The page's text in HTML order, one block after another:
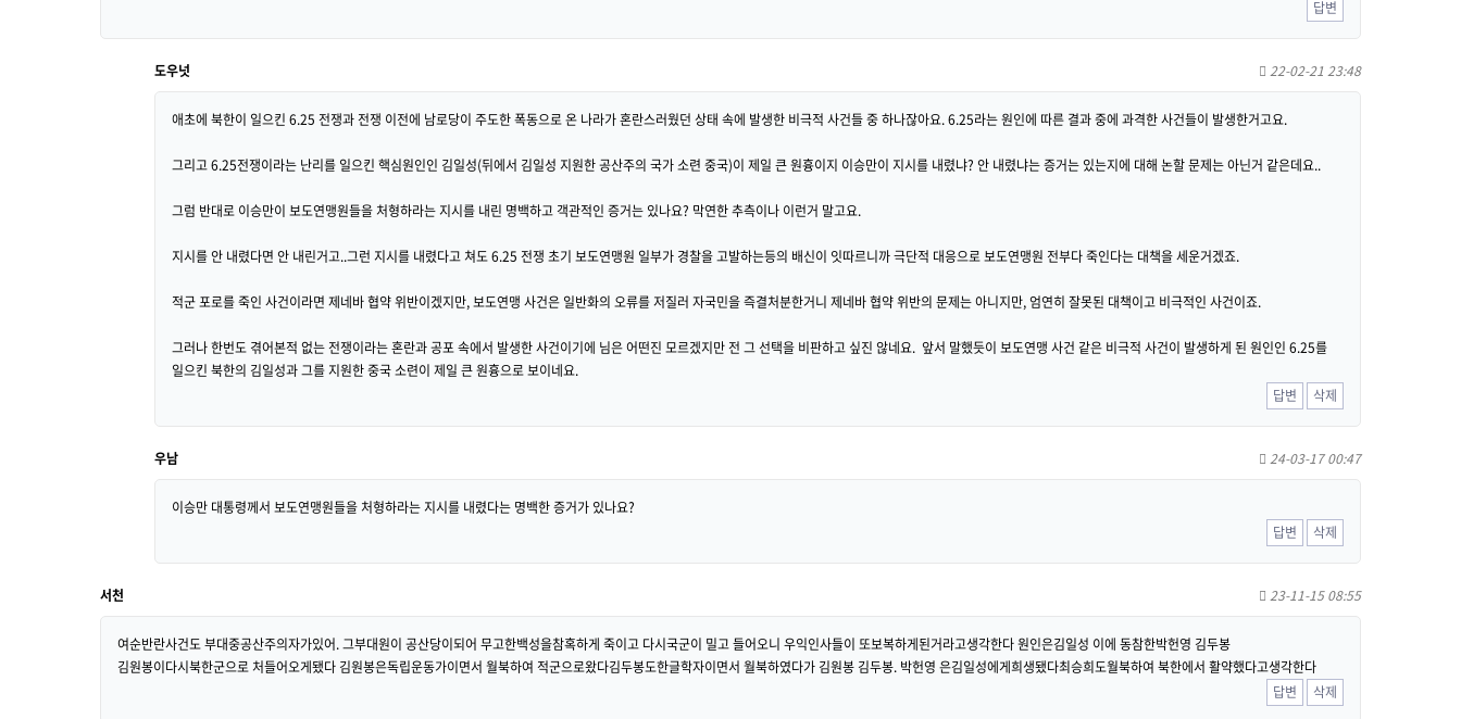
답변
도우넛 22-02-21 23:48
애초에 북한이 일으킨 6.25 전쟁과 전쟁 이전에 남로당이 주도한 폭동으로 온 나라가 혼란스러웠던 상태 속에 발생한 비극적 사건들 중 하나잖아요. 6.25라는 원인에 따른 결과 중에 과격한 사건들이 발생한거고요.
그리고 6.25전쟁이라는 난리를 일으킨 핵심원인인 김일성(뒤에서 김일성 지원한 공산주의 국가 소련 중국)이 제일 큰 원흉이지 이승만이 지시를 내렸냐? 안 내렸냐는 증거는 있는지에 대해 논할 문제는 아닌거 같은데요..
그럼 반대로 이승만이 보도연맹원들을 처형하라는 지시를 내린 명백하고 객관적인 증거는 있나요? 막연한 추측이나 이런거 말고요.
지시를 안 내렸다면 안 내린거고..그런 지시를 내렸다고 쳐도 6.25 전쟁 초기 보도연맹원 일부가 경찰을 고발하는등의 배신이 잇따르니까 극단적 대응으로 보도연맹원 전부다 죽인다는 대책을 세운거겠죠.
적군 포로를 죽인 사건이라면 제네바 협약 위반이겠지만, 보도연맹 사건은 일반화의 오류를 저질러 자국민을 즉결처분한거니 제네바 협약 위반의 문제는 아니지만, 엄연히 잘못된 대책이고 비극적인 사건이죠.
그러나 한번도 겪어본적 없는 전쟁이라는 혼란과 공포 속에서 발생한 사건이기에 님은 어떤진 모르겠지만 전 그 선택을 비판하고 싶진 않네요. 앞서 말했듯이 보도연맹 사건 같은 비극적 사건이 발생하게 된 원인인 6.25를
일으킨 북한의 김일성과 그를 지원한 중국 소련이 제일 큰 원흉으로 보이네요.
답변
삭제
우남 24-03-17 00:47
이승만 대통령께서 보도연맹원들을 처형하라는 지시를 내렸다는 명백한 증거가 있나요?
답변
삭제
서천 23-11-15 08:55
여순반란사건도 부대중공산주의자가있어. 그부대원이 공산당이되어 무고한백성을참혹하게 죽이고 다시국군이 밀고 들어오니 우익인사들이 또보복하게된거라고생각한다 원인은김일성 이에 동참한박헌영 김두봉
김원봉이다시북한군으로 처들어오게됐다 김원봉은독립운동가이면서 월북하여 적군으로왔다김두봉도한글학자이면서 월북하였다가 김원봉 김두봉. 박헌영 은김일성에게희생됐다최승희도월북하여 북한에서 활약했다고생각한다
답변
삭제